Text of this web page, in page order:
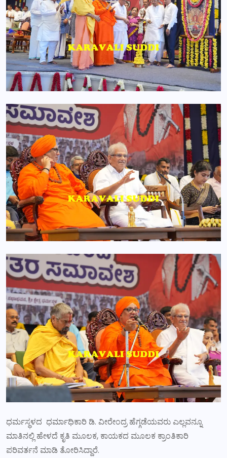
ಧರ್ಮಸ್ಥಳದ ಧರ್ಮಾಧಿಕಾರಿ ಡಿ. ವೀರೇಂದ್ರ ಹೆಗ್ಗಡೆಯವರು ಎಲ್ಲವನ್ನೂ
ಮಾತಿನಲ್ಲಿ ಹೇಳದೆ ಕೃತಿ ಮೂಲಕ, ಕಾಯಕದ ಮೂಲಕ ಕ್ರಾಂತಿಕಾರಿ
ಪರಿವರ್ತನೆ ಮಾಡಿ ತೋರಿಸಿದ್ದಾರೆ.